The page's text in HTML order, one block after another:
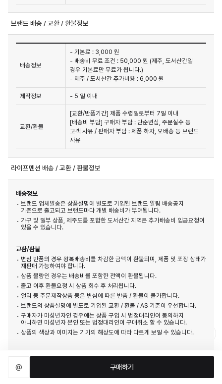
@ 구매하기
브랜드 배송 / 교환 / 환불정보
배송정보
- 기본료 : 3,000 원
- 배송비 무료 조건 : 50,000 원 (제주, 도서산간일
경우 기본료만 무료가 됩니다.)
- 제주 / 도서산간 추가비용 : 6,000 원
제작정보 - 5 일 이내
교환/환불
[교환/반품기간] 제품 수령일로부터 7일 이내
[배송비 부담] 구매자 부담 : 단순변심, 주문실수 등
고객 사유 / 판매자 부담 : 제품 하자, 오배송 등 브랜드
사유
라이프멘션 배송 / 교환 / 환불정보
배송정보
브랜드 업체발송은 상품설명에 별도로 기입된 브랜드 알림 배송공지
기준으로 출고되고 브랜드마다 개별 배송비가 부여됩니다.
가구 및 일부 상품, 제주도를 포함한 도서산간 지역은 추가배송비 입금요청이
있을 수 있습니다.
교환/환불
변심 반품의 경우 왕복배송비를 차감한 금액이 환불되며, 제품 및 포장 상태가
재판매 가능하여야 합니다.
상품 불량인 경우는 배송비를 포함한 전액이 환불됩니다.
출고 이후 환불요청 시 상품 회수 후 처리됩니다.
얼리 등 주문제작상품 등은 변심에 따른 반품 / 환불이 불가합니다.
브랜드의 상품설명에 별도로 기입된 교환 / 환불 / AS 기준이 우선합니다.
구매자가 미성년자인 경우에는 상품 구입 시 법정대리인이 동의하지
아니하면 미성년자 본인 또는 법정대리인이 구매취소 할 수 있습니다.
상품의 색상과 이미지는 기기의 해상도에 따라 다르게 보일 수 있습니다.